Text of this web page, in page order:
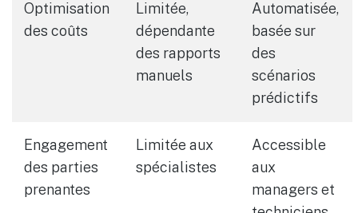
Optimisation
des coûts
Limitée,
dépendante
des rapports
manuels
Automatisée,
basée sur
des
scénarios
prédictifs
Engagement
des parties
prenantes
Limitée aux
spécialistes
Accessible
aux
managers et